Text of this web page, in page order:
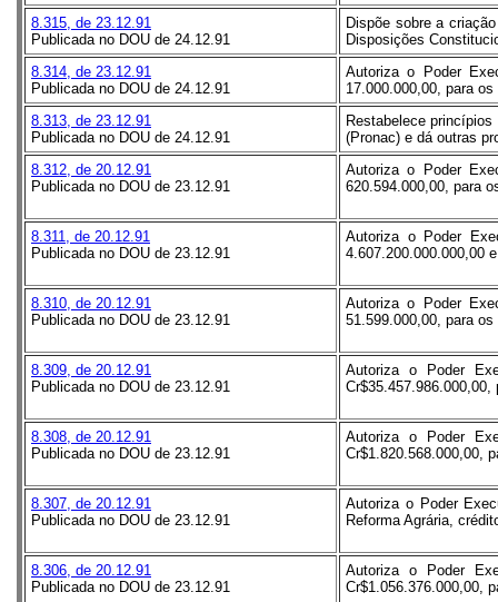
8.315, de 23.12.91
Publicada no DOU de 24.12.91
Dispõe sobre a
Disposições
8.314, de 23.12.91
Publicada no DOU de 24.12.91
Autoriza o Poder
17.000.000,00, para
8.313, de 23.12.91
Publicada no DOU de 24.12.91
Restabelece
(Pronac) e dá outras
8.312, de 20.12.91
Publicada no DOU de 23.12.91
Autoriza o Poder
620.594.000,00, para
8.311, de 20.12.91
Publicada no DOU de 23.12.91
Autoriza o Poder
4.607.200.000.000,00
8.310, de 20.12.91
Publicada no DOU de 23.12.91
Autoriza o Poder
51.599.000,00, para
8.309, de 20.12.91
Publicada no DOU de 23.12.91
Autoriza o Poder
8.308, de 20.12.91
Publicada no DOU de 23.12.91
Autoriza o Poder
Cr$1.820.568.000,00,
8.307, de 20.12.91
Publicada no DOU de 23.12.91
Autoriza o Poder
Reforma Agrária,
8.306, de 20.12.91
Publicada no DOU de 23.12.91
Autoriza o Poder
Cr$1.056.376.000,00,